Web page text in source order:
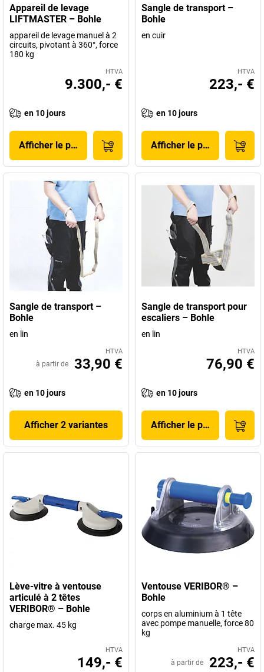
Appareil de levage
LIFTMASTER – Bohle
appareil de levage manuel à 2
circuits, pivotant à 360°, force
180 kg
HTVA
9.300,- €
en 10 jours
Afficher le produit
Sangle de transport –
Bohle
en cuir
HTVA
223,- €
en 10 jours
Afficher le produit
Sangle de transport –
Bohle
en lin
HTVA
à partir de 33,90 €
en 10 jours
Afficher 2 variantes
Sangle de transport pour
escaliers – Bohle
en lin
HTVA
76,90 €
en 10 jours
Afficher le produit
Lève-vitre à ventouse
articulé à 2 têtes
VERIBOR® – Bohle
charge max. 45 kg
HTVA
149,- €
Ventouse VERIBOR® –
Bohle
corps en aluminium à 1 tête
avec pompe manuelle, force 80
kg
HTVA
à partir de 223,- €